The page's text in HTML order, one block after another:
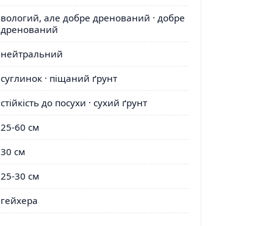
вологий, але добре дренований · добре
дренований
нейтральний
суглинок · піщаний ґрунт
стійкість до посухи · сухий ґрунт
25-60 см
30 см
25-30 см
гейхера